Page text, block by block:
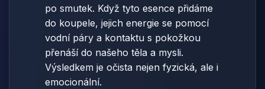
po smutek. Když tyto esence přidáme
do koupele, jejich energie se pomocí
vodní páry a kontaktu s pokožkou
přenáší do našeho těla a mysli.
Výsledkem je očista nejen fyzická, ale i
emocionální.